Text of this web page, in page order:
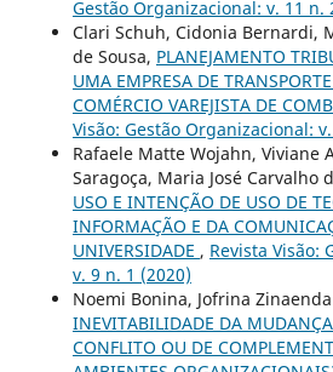
Gestão Organizacional: v. 11 n.
Clari Schuh, Cidonia Bernardi,
de Sousa, PLANEJAMENTO
UMA EMPRESA DE
COMÉRCIO VAREJISTA DE
Visão: Gestão Organizacional:
Rafaele Matte Wojahn, Viviane
Saragoça, Maria José Carvalho
USO E INTENÇÃO DE USO DE
INFORMAÇÃO E DA
UNIVERSIDADE , Revista Visão:
v. 9 n. 1 (2020)
Noemi Bonina, Jofrina
INEVITABILIDADE DA
CONFLITO OU DE